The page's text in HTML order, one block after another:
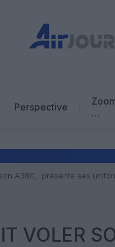
Perspective
…
Avis
A380, présente ses
VOLER